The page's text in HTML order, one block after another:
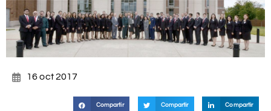
16 oct 2017
Compartir Compartir Compartir